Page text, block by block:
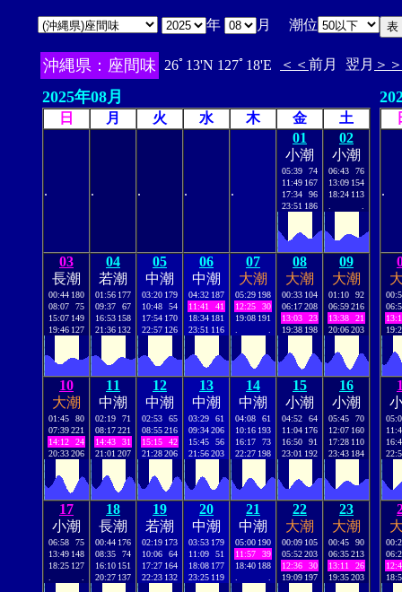
年 月 潮位
沖縄県：座間味 26ﾟ13'N 127ﾟ18'E ＜＜ 前月 翌月 ＞＞
2025年08月
日 月 火 水 木 金 土
. . . . .
01
小潮
05:39
74
11:49 167
17:34
96
23:51 186
02
小潮
06:43
76
13:09 154
18:24 113
03
長潮
00:44 180
08:07
75
15:07 149
19:46 127
04
若潮
01:56 177
09:37
67
16:53 158
21:36 132
05
中潮
03:20 179
10:48
54
17:54 170
22:57 126
06
中潮
04:32 187
11:41
41
18:34 181
23:51 116
07
大潮
05:29 198
12:25
30
19:08 191
08
大潮
00:33 104
06:17208
13:03
23
19:38 198
09
大潮
01:10
92
06:59216
13:38
21
20:06203
10
大潮
01:45
80
07:39221
14:12
24
20:33206
11
中潮
02:19
71
08:17221
14:43
31
21:01 207
12
中潮
02:53
65
08:55216
15:15
42
21:28206
13
中潮
03:29
61
09:34206
15:45
56
21:56203
14
中潮
04:08
61
10:16 193
16:17
73
22:27 198
15
小潮
04:52
64
11:04 176
16:50
91
23:01 192
16
小潮
05:45
70
12:07 160
17:28 110
23:43 184
17
小潮
06:58
75
13:49 148
18:25 127
18
長潮
00:44 176
08:35
74
16:10 151
20:27 137
19
若潮
02:19 173
10:06
64
17:27 164
22:23 132
20
中潮
03:53 179
11:09
51
18:08 177
23:25 119
21
中潮
05:00 190
11:57
39
18:40 188
22
大潮
00:09 105
05:52203
12:36
30
19:09 197
23
大潮
00:45
90
06:35213
13:11
26
19:35203
.